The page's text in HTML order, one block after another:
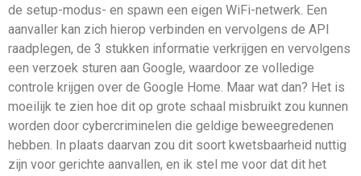
de setup-modus- en spawn een eigen WiFi-netwerk. Een
aanvaller kan zich hierop verbinden en vervolgens de API
raadplegen, de 3 stukken informatie verkrijgen en vervolgens
een verzoek sturen aan Google, waardoor ze volledige
controle krijgen over de Google Home. Maar wat dan? Het is
moeilijk te zien hoe dit op grote schaal misbruikt zou kunnen
worden door cybercriminelen die geldige beweegredenen
hebben. In plaats daarvan zou dit soort kwetsbaarheid nuttig
zijn voor gerichte aanvallen, en ik stel me voor dat dit het